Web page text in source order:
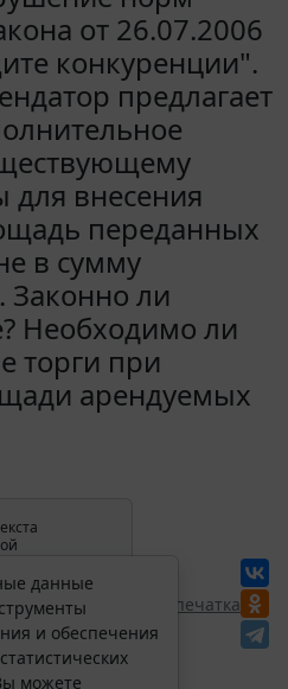
от 26.07.2006
конкуренции".
предлагает
для внесения
переданных
в сумму
Законно ли
Необходимо ли
торги при
арендуемых
в
Перепечатка
данные
и обеспечения
можете